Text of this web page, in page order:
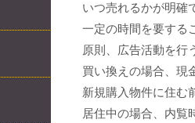
いつ売れるかが明確
一定の時間を要する
原則、広告活動を行
買い換えの場合、現
新規購入物件に住む
居住中の場合、内覧